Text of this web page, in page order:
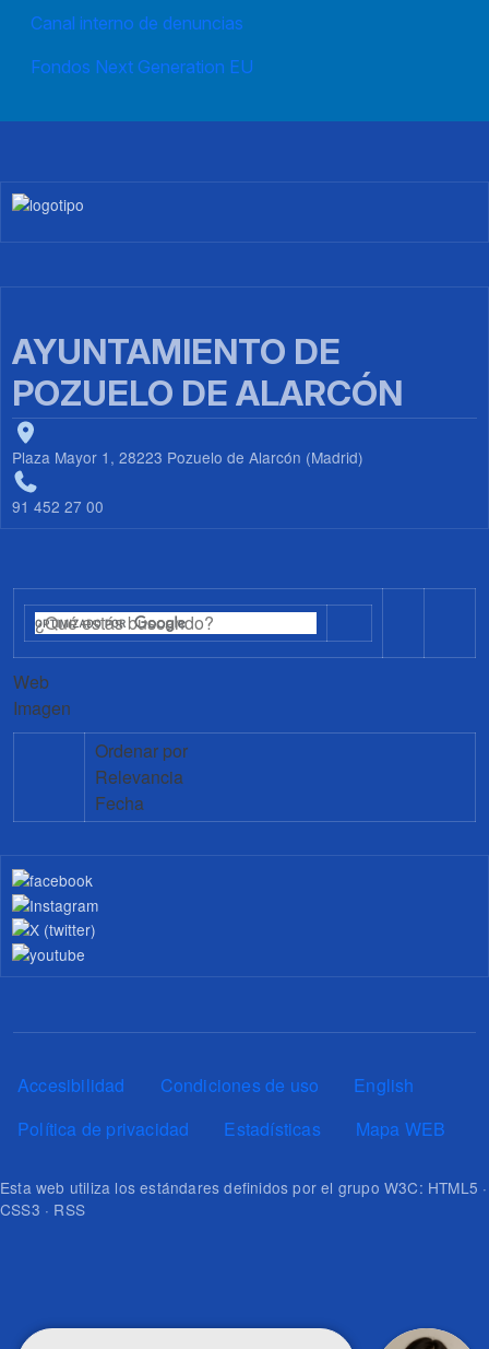
Canal interno de denuncias
Fondos Next Generation EU
Imagen
AYUNTAMIENTO DE
POZUELO DE ALARCÓN
Plaza Mayor 1, 28223 Pozuelo de Alarcón (Madrid)
91 452 27 00
Web
Imagen
Ordenar por
Relevancia
Fecha
Pie de página
Accesibilidad Condiciones de uso
English
Política de privacidad
Estadísticas Mapa WEB
Esta web utiliza los estándares definidos por el grupo W3C: HTML5 ·
CSS3 · RSS